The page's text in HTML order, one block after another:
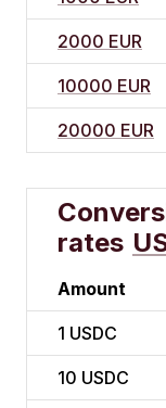
2000 EUR
10000 EUR
20000 EUR
rates
Amount
1 USDC
10 USDC